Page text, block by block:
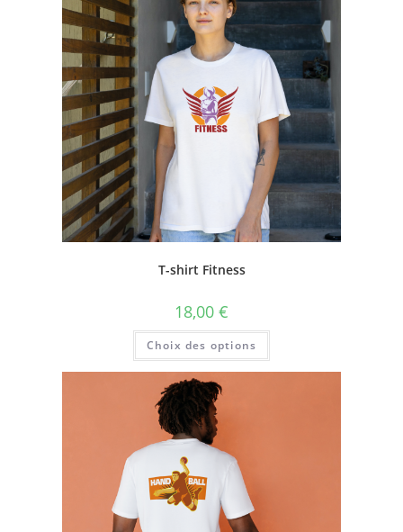
T-shirt Fitness
18,00 €
Choix des options